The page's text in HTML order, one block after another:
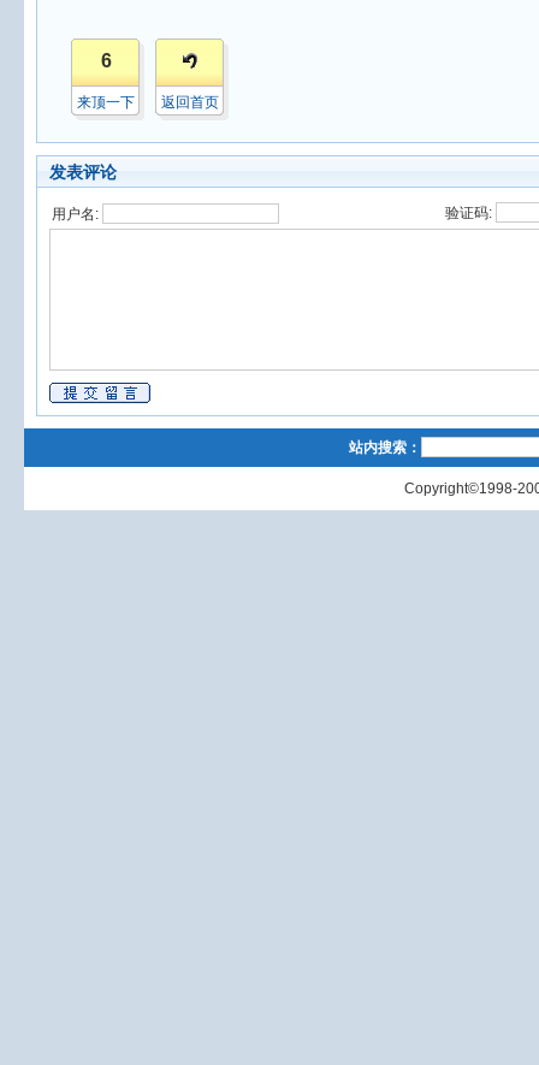
6
来顶一下 返回首页
发表评论
用户名: 验证码:
站内搜索：
Copyright©1998-